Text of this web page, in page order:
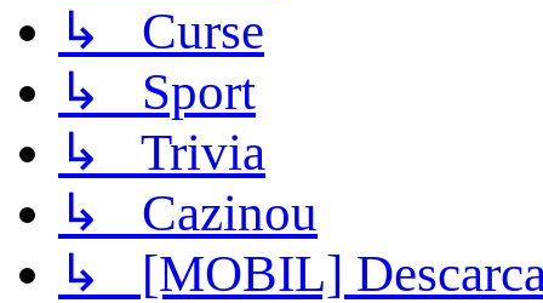
↳ Curse
↳ Sport
↳ Trivia
↳ Cazinou
↳ [MOBIL]